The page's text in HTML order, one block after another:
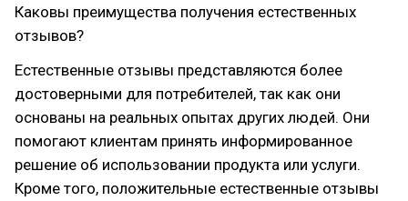
Каковы преимущества получения естественных
отзывов?
Естественные отзывы представляются более
достоверными для потребителей, так как они
основаны на реальных опытах других людей. Они
помогают клиентам принять информированное
решение об использовании продукта или услуги.
Кроме того, положительные естественные отзывы